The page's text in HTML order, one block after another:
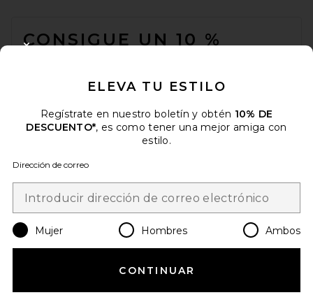
CONSIGUE UN 10 %
Cuando se suscribe a nuestro boletín enviando su correo
privacidad
Change Country Regions
es USD
ELEVA TU ESTILO
Regístrate en nuestro boletín y obtén 10% DE
DESCUENTO*, es como tener una mejor amiga con
estilo.
Dirección de correo
Mujer Hombres Ambos
CONTINUAR